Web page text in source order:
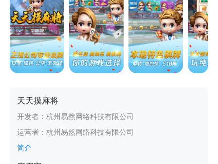
天天摸麻将
开发者： 杭州易然网络科技有限公司
运营者： 杭州易然网络科技有限公司
简介